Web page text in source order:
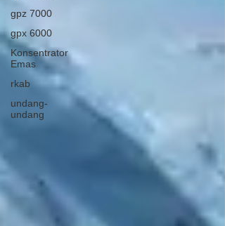
gpz 7000
gpx 6000
Konsentrator
Emas
rkab
undang-
undang